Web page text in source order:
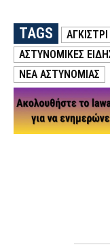
TAGS ΑΓΚΊΣΤΡΙ
ΑΣΤΥΝΟΜΙΚΕΣ
ΝΕΑ ΑΣΤΥΝΟΜΙΑΣ